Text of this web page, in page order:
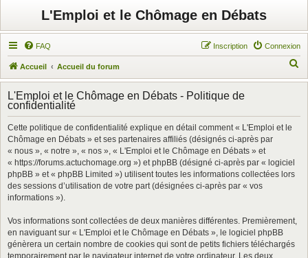
L'Emploi et le Chômage en Débats
FAQ Connexion
Inscription
Accueil Accueil du forum
e
h
L'Emploi et le Chômage en Débats - Politique de
confidentialité
Cette politique de confidentialité explique en détail comment « L'Emploi et le
Chômage en Débats » et ses partenaires affiliés (désignés ci-après par
« nous », « notre », « nos », « L'Emploi et le Chômage en Débats » et
« https://forums.actuchomage.org ») et phpBB (désigné ci-après par « logiciel
phpBB » et « phpBB Limited ») utilisent toutes les informations collectées lors
des sessions d’utilisation de votre part (désignées ci-après par « vos
informations »).
Vos informations sont collectées de deux manières différentes. Premièrement,
en naviguant sur « L'Emploi et le Chômage en Débats », le logiciel phpBB
génèrera un certain nombre de cookies qui sont de petits fichiers téléchargés
temporairement par le navigateur internet de votre ordinateur. Les deux